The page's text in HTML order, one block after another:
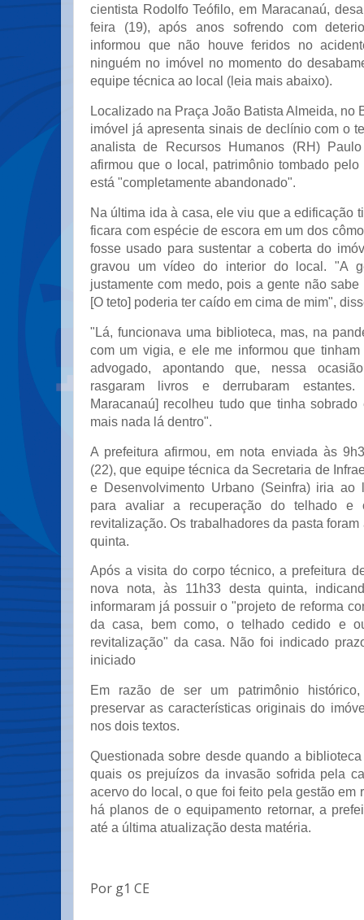
cientista Rodolfo Teófilo, em Maracanaú,
feira (19), após anos sofrendo com
informou que não houve feridos no
ninguém no imóvel no momento do
equipe técnica ao local (leia mais abaixo).
Localizado na Praça João Batista Almeida, no
imóvel já apresenta sinais de declínio com o
analista de Recursos Humanos (RH)
afirmou que o local, patrimônio tombado
está "completamente abandonado".
Na última ida à casa, ele viu que a edificação
ficara com espécie de escora em um dos
fosse usado para sustentar a coberta do
gravou um vídeo do interior do local. "A
justamente com medo, pois a gente não
[O teto] poderia ter caído em cima de mim",
"Lá, funcionava uma biblioteca, mas, na
com um vigia, e ele me informou que
advogado, apontando que, nessa
rasgaram livros e derrubaram
Maracanaú] recolheu tudo que tinha
mais nada lá dentro".
A prefeitura afirmou, em nota enviada às
(22), que equipe técnica da Secretaria de
e Desenvolvimento Urbano (Seinfra) iria ao
para avaliar a recuperação do telhado e
revitalização. Os trabalhadores da pasta
quinta.
Após a visita do corpo técnico, a prefeitura
nova nota, às 11h33 desta quinta,
informaram já possuir o "projeto de reforma
da casa, bem como, o telhado cedido e
revitalização" da casa. Não foi indicado
iniciado
Em razão de ser um patrimônio
preservar as características originais do
nos dois textos.
Questionada sobre desde quando a
quais os prejuízos da invasão sofrida pela
acervo do local, o que foi feito pela gestão em
há planos de o equipamento retornar, a
até a última atualização desta matéria.
Por g1 CE